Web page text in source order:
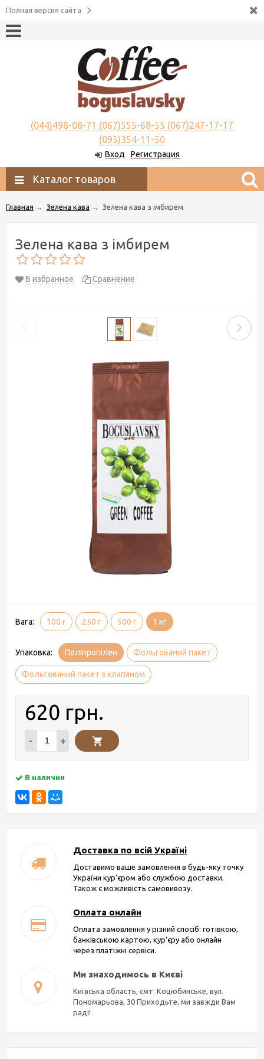
Полная версия сайта
(044)498-08-71 (067)555-68-55 (067)247-17-17
(095)354-11-50
Вход Регистрация
Каталог товаров
Главная → Зелена кава → Зелена кава з імбирем
Зелена кава з імбирем
В избранное Сравнение
Вага: 100 г 250 г 500 г 1 кг
Упаковка: Поліпропілен Фольгований пакет
Фольгований пакет з клапаном
620 грн.
- +
В наличии
Доставка по всій Україні
Доставимо ваше замовлення в будь-яку точку
України кур'єром або службою доставки.
Також є можливість самовивозу.
Оплата онлайн
Оплата замовлення у різний спосіб: готівкою,
банківською картою, кур'єру або онлайн
через платіжні сервіси.
Ми знаходимось в Києві
Київська область, смт. Коцюбинське, вул.
Пономарьова, 30 Приходьте, ми завжди Вам
раді!